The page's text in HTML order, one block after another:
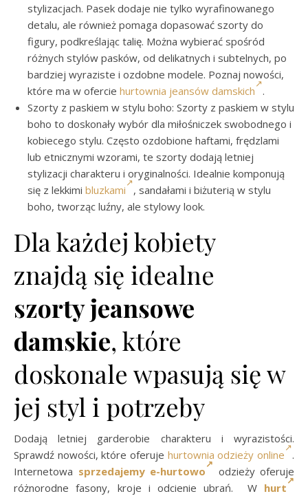
stylizacjach. Pasek dodaje nie tylko wyrafinowanego
detalu, ale również pomaga dopasować szorty do
figury, podkreślając talię. Można wybierać spośród
różnych stylów pasków, od delikatnych i subtelnych, po
bardziej wyraziste i ozdobne modele. Poznaj nowości,
które ma w ofercie hurtownia jeansów damskich
.
Szorty z paskiem w stylu boho: Szorty z paskiem w stylu
boho to doskonały wybór dla miłośniczek swobodnego i
kobiecego stylu. Często ozdobione haftami, frędzlami
lub etnicznymi wzorami, te szorty dodają letniej
stylizacji charakteru i oryginalności. Idealnie komponują
się z lekkimi bluzkami
, sandałami i biżuterią w stylu
boho, tworząc luźny, ale stylowy look.
Dla każdej kobiety
znajdą się idealne
szorty jeansowe
damskie, które
doskonale wpasują się w
jej styl i potrzeby
Dodają letniej garderobie charakteru i wyrazistości.
Sprawdź nowości, które oferuje hurtownia odzieży online
.
Internetowa sprzedajemy e-hurtowo
odzieży oferuje
różnorodne fasony, kroje i odcienie ubrań. W hurt